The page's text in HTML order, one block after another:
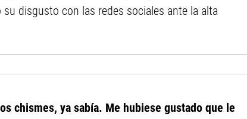
disgusto con las redes sociales ante la alta
chismes, ya sabía. Me hubiese gustado que le